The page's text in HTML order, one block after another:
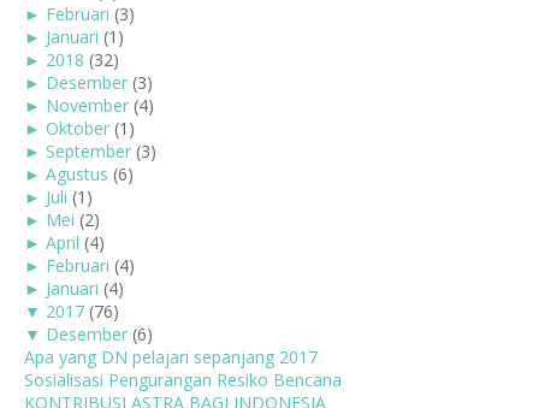
► Februari (3)
► Januari (1)
► 2018 (32)
► Desember (3)
► November (4)
► Oktober (1)
► September (3)
► Agustus (6)
► Juli (1)
► Mei (2)
► April (4)
► Februari (4)
► Januari (4)
▼ 2017 (76)
▼ Desember (6)
Apa yang DN pelajari sepanjang 2017
Sosialisasi Pengurangan Resiko Bencana
KONTRIBUSI ASTRA BAGI INDONESIA